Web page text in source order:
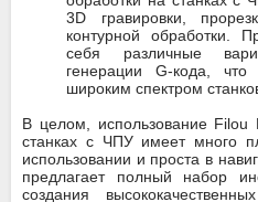
3D гравировки,
контурной обработки.
себя различные
генерации G-кода,
широким спектром
В целом, использование Filou
станках с ЧПУ имеет много
использовании и проста в
предлагает полный набор
создания